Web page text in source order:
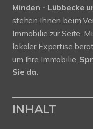
Minden - Lübbecke
stehen Ihnen beim
Immobilie zur Seite.
lokaler Expertise
um Ihre Immobilie.
Sie da.
INHALT